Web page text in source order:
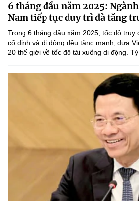
6 tháng đầu năm 2025:
Nam tiếp tục duy trì đà tăng
Trong 6 tháng đầu năm 2025, tốc độ truy
cố định và di động đều tăng mạnh, đưa
20 thế giới về tốc độ tải xuống di động. Tỷ